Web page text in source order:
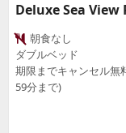
Deluxe Sea
朝食なし
ダブルベッド
期限までキャンセル無
59分まで)